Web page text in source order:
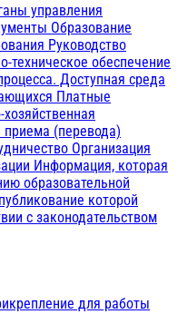
управления
Образование
Руководство
техническое обеспечение
Доступная среда
Платные
(перевода)
Организация
Информация, которая
образовательной
которой
с законодательством
для работы